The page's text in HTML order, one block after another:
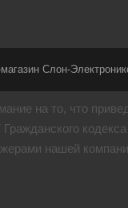
Слон-
на то, что
Гражданского
нашей